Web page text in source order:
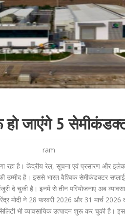
जाएंगे 5
ram
रहा है। केंद्रीय रेल, सूचना एवं प्रसारण और
है। इससे भारत वैश्विक सेमीकंडक्टर
दे चुकी है। इनमें से तीन परियोजनाएं अब
मोदी ने 28 फरवरी 2026 और 31 मार्च
भी व्यावसायिक उत्पादन शुरू कर चुकी है।